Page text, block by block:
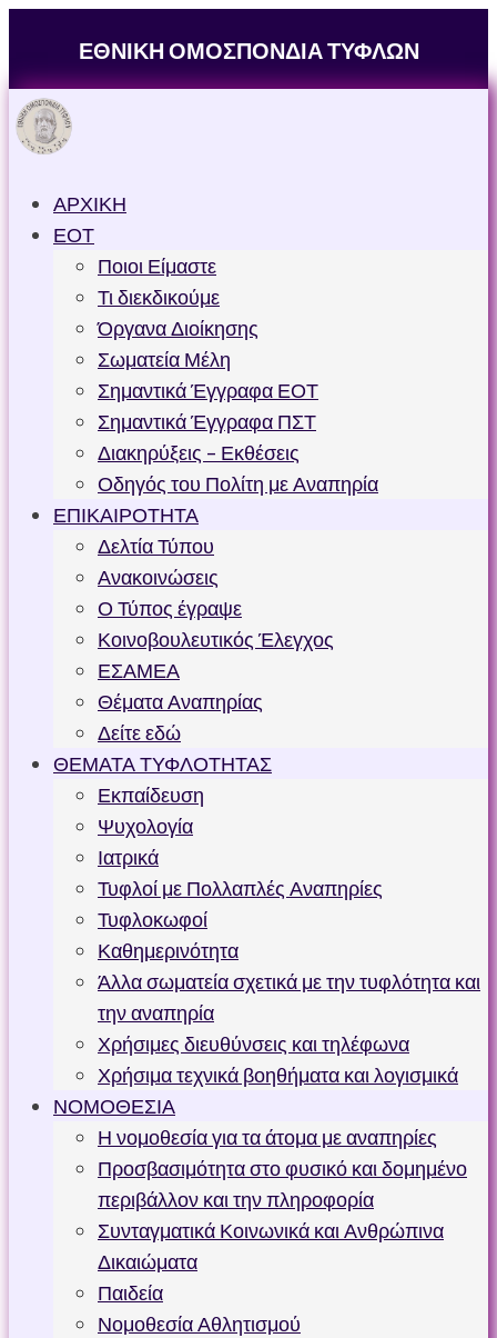
ΕΘΝΙΚΗ ΟΜΟΣΠΟΝΔΙΑ ΤΥΦΛΩΝ
ΑΡΧΙΚΗ
ΕΟΤ
Ποιοι Είμαστε
Τι διεκδικούμε
Όργανα Διοίκησης
Σωματεία Μέλη
Σημαντικά Έγγραφα ΕΟΤ
Σημαντικά Έγγραφα ΠΣΤ
Διακηρύξεις – Εκθέσεις
Οδηγός του Πολίτη με Αναπηρία
ΕΠΙΚΑΙΡΟΤΗΤΑ
Δελτία Τύπου
Ανακοινώσεις
Ο Τύπος έγραψε
Κοινοβουλευτικός Έλεγχος
ΕΣΑΜΕΑ
Θέματα Αναπηρίας
Δείτε εδώ
ΘΕΜΑΤΑ ΤΥΦΛΟΤΗΤΑΣ
Εκπαίδευση
Ψυχολογία
Ιατρικά
Τυφλοί με Πολλαπλές Αναπηρίες
Τυφλοκωφοί
Καθημερινότητα
Άλλα σωματεία σχετικά με την τυφλότητα και
την αναπηρία
Χρήσιμες διευθύνσεις και τηλέφωνα
Χρήσιμα τεχνικά βοηθήματα και λογισμικά
ΝΟΜΟΘΕΣΙΑ
Η νομοθεσία για τα άτομα με αναπηρίες
Προσβασιμότητα στο φυσικό και δομημένο
περιβάλλον και την πληροφορία
Συνταγματικά Κοινωνικά και Ανθρώπινα
Δικαιώματα
Παιδεία
Νομοθεσία Αθλητισμού